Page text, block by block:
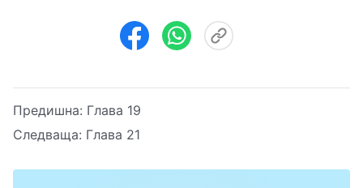
Предишна: Глава 19
Следваща: Глава 21